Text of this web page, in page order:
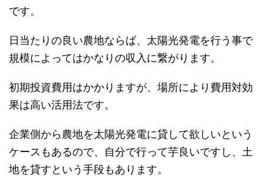
です。
日当たりの良い農地ならば、太陽光発電を行う事で
規模によってはかなりの収入に繋がります。
初期投資費用はかかりますが、場所により費用対効
果は高い活用法です。
企業側から農地を太陽光発電に貸して欲しいという
ケースもあるので、自分で行って芋良いですし、土
地を貸すという手段もあります。